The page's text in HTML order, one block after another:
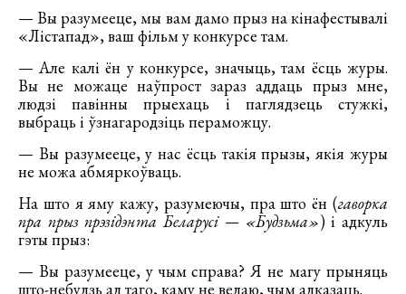
— Вы разумееце, мы вам дамо прыз на кінафестывалі
«Лістапад», ваш фільм у конкурсе там.
— Але калі ён у конкурсе, значыць, там ёсць журы.
Вы не можаце наўпрост зараз аддаць прыз мне,
людзі павінны прыехаць і паглядзець стужкі,
выбраць і ўзнагародзіць пераможцу.
— Вы разумееце, у нас ёсць такія прызы, якія журы
не можа абмяркоўваць.
На што я яму кажу, разумеючы, пра што ён (гаворка
пра прыз прэзідэнта Беларусі — «Будзьма») і адкуль
гэты прыз:
— Вы разумееце, у чым справа? Я не магу прыняць
што-небудзь ад таго, каму не ведаю, чым адказаць.